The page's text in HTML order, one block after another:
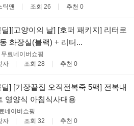
틱맨 조회 26 추천 0
][고양이의 날] [호퍼 패키지] 리터로
화장실(블랙) + 리터...
료네이버쇼핑
자 조회 28 추천 0
] [기장끝집 오직전복죽 5팩] 전복내
영양식 아침식사대용
네이버쇼핑
자 조회 32 추천 0